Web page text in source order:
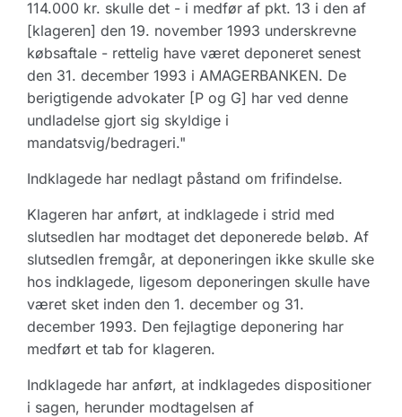
114.000 kr. skulle det - i medfør af pkt. 13 i den af
[klageren] den 19. november 1993 underskrevne
købsaftale - rettelig have været deponeret senest
den 31. december 1993 i AMAGERBANKEN. De
berigtigende advokater [P og G] har ved denne
undladelse gjort sig skyldige i
mandatsvig/bedrageri."
Indklagede har nedlagt påstand om frifindelse.
Klageren har anført, at indklagede i strid med
slutsedlen har modtaget det deponerede beløb. Af
slutsedlen fremgår, at deponeringen ikke skulle ske
hos indklagede, ligesom deponeringen skulle have
været sket inden den 1. december og 31.
december 1993. Den fejlagtige deponering har
medført et tab for klageren.
Indklagede har anført, at indklagedes dispositioner
i sagen, herunder modtagelsen af